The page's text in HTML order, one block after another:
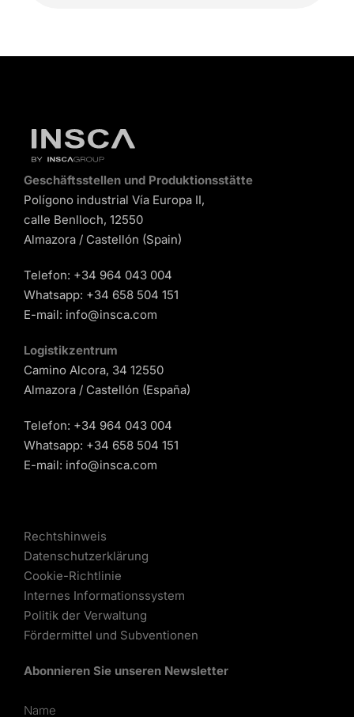
Geschäftsstellen und Produktionsstätte
Polígono industrial Vía Europa II,
calle Benlloch, 12550
Almazora / Castellón (Spain)
Telefon: +34 964 043 004
Whatsapp: +34 658 504 151
E-mail: info@insca.com
Logistikzentrum
Camino Alcora, 34 12550
Almazora / Castellón (España)
Telefon: +34 964 043 004
Whatsapp: +34 658 504 151
E-mail: info@insca.com
Rechtshinweis
Datenschutzerklärung
Cookie-Richtlinie
Internes Informationssystem
Politik der Verwaltung
Fördermittel und Subventionen
Abonnieren Sie unseren Newsletter